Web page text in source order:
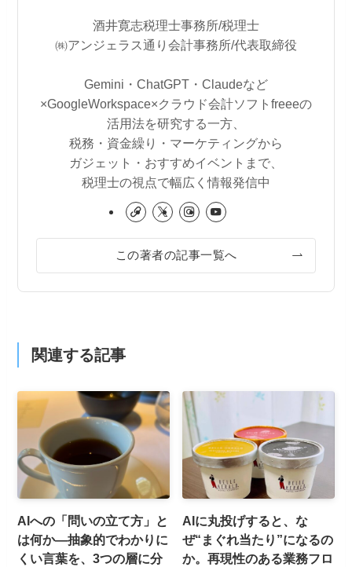
酒井寛志税理士事務所/税理士
㈱アンジェラス通り会計事務所/代表取締役
Gemini・ChatGPT・Claudeなど
×GoogleWorkspace×クラウド会計ソフトfreeeの
活用法を研究する一方、
税務・資金繰り・マーケティングから
ガジェット・おすすめイベントまで、
税理士の視点で幅広く情報発信中
この著者の記事一覧へ
関連する記事
AIへの「問いの立て方」と
は何か—抽象的でわかりに
くい言葉を、3つの層に分
AIに丸投げすると、な
ぜ“まぐれ当たり”になるの
か。再現性のある業務フロ